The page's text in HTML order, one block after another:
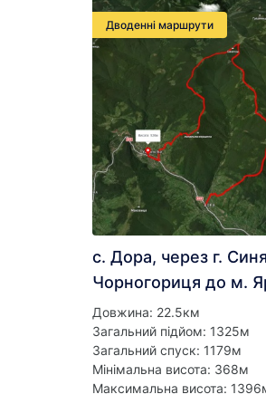
Дводенні маршрути
с. Дора, через г.
Чорногориця до м.
Довжина: 22.5км
Загальний підйом: 1325м
Загальний спуск: 1179м
Мінімальна висота: 368м
Максимальна висота: